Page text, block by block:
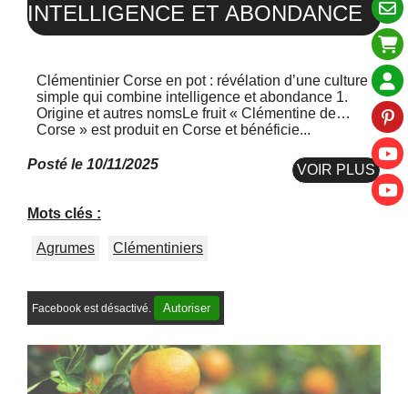
INTELLIGENCE ET ABONDANCE
Clémentinier Corse en pot : révélation d’une culture
simple qui combine intelligence et abondance 1.
Origine et autres nomsLe fruit « Clémentine de
Corse » est produit en Corse et bénéficie...
Posté le 10/11/2025 VOIR PLUS
Mots clés :
Agrumes Clémentiniers
Facebook est désactivé. Autoriser